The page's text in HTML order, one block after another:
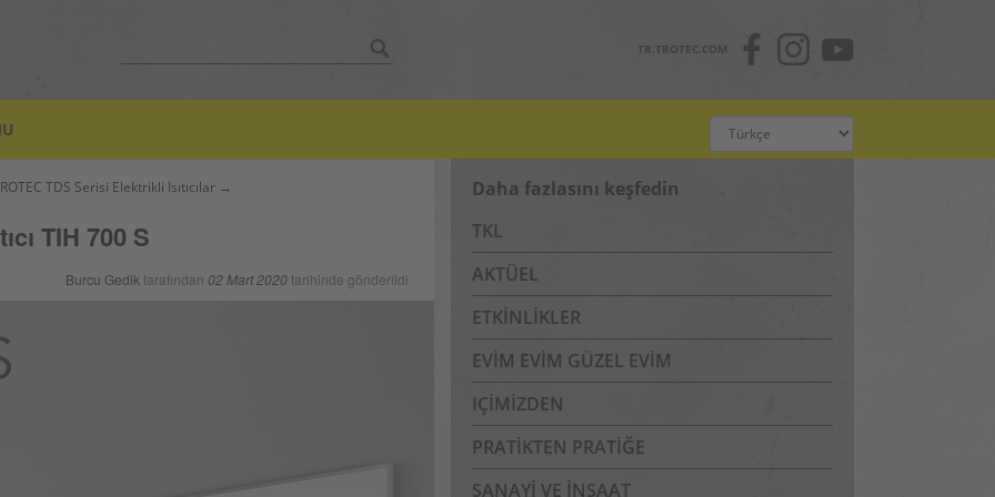
TR.TROTEC.COM
TDS Serisi Elektrikli Isıtıcılar →
TIH 700 S
Burcu Gedik tarafından 02 Mart 2020tarihinde gönderildi
Daha fazlasını keşfedin
TKL
AKTÜEL
ETKINLIKLER
EVIM EVIM GÜZEL EVIM
IÇIMIZDEN
PRATIKTEN PRATIĞE
SANAYI VE İNŞAAT